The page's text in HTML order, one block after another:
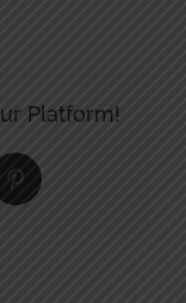
Platform!
Pinterest